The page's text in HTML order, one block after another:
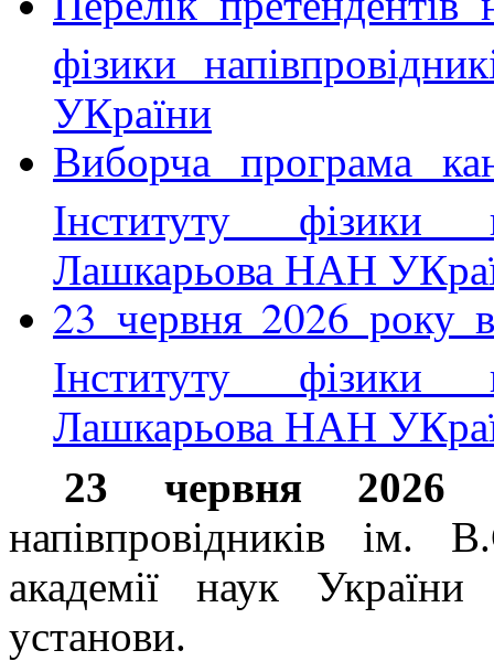
фізики
УКраїни
Виборча програма
Інституту фізики
Лашкарьова НАН
23 червня 2026 року
Інституту фізики
Лашкарьова НАН
23 червня 2026
напівпровідників ім.
академії наук
установи.